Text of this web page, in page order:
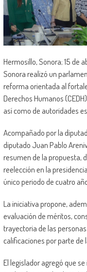
Hermosillo, Sonora; 15 de
Sonora realizó un
reforma orientada al
Derechos Humanos
así como de autoridades
Acompañado por la
diputado Juan Pablo
resumen de la propuesta,
reelección en la
único periodo de cuatro
La iniciativa propone,
evaluación de méritos,
trayectoria de las
calificaciones por parte de
El legislador agregó que